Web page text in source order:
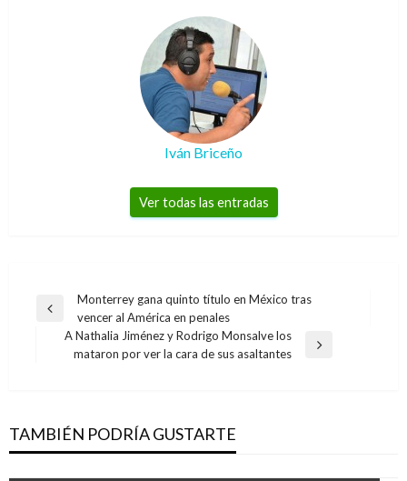
Iván Briceño
Ver todas las entradas
Navegación
entradas
Entrada
anterior
Monterrey gana quinto título en México tras
vencer al América en penales
Entrada
A Nathalia Jiménez y Rodrigo Monsalve los
mataron por ver la cara de sus asaltantes
TAMBIÉN PODRÍA GUSTARTE